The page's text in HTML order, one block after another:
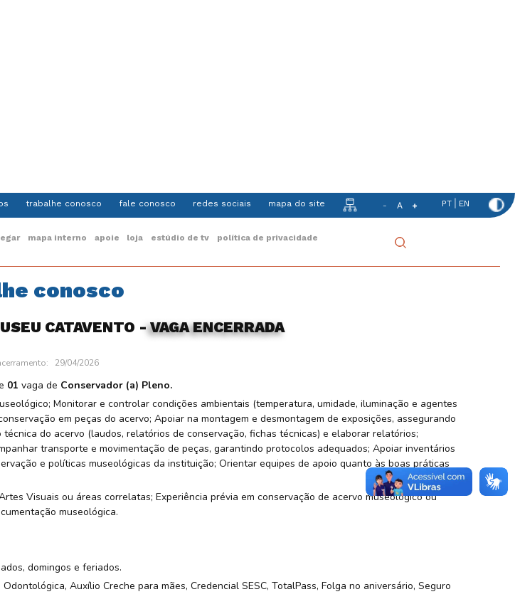
trabalhe conosco fale conosco redes sociais mapa do site - A + PT EN
mapa interno apoie loja estúdio de tv política de privacidade
conosco
CATAVENTO -VAGA ENCERRADA
29/04/2026
01 vaga de Conservador (a) Pleno.
Monitorar e controlar condições ambientais (temperatura, umidade, iluminação e agentes
em peças do acervo; Apoiar na montagem e desmontagem de exposições, assegurando
do acervo (laudos, relatórios de conservação, fichas técnicas) e elaborar relatórios;
transporte e movimentação de peças, garantindo protocolos adequados; Apoiar inventários
e políticas museológicas da instituição; Orientar equipes de apoio quanto às boas práticas
Visuais ou áreas correlatas; Experiência prévia em conservação de acervo museológico ou
museológica.
domingos e feriados.
Auxílio Creche para mães, Credencial SESC, TotalPass, Folga no aniversário, Seguro